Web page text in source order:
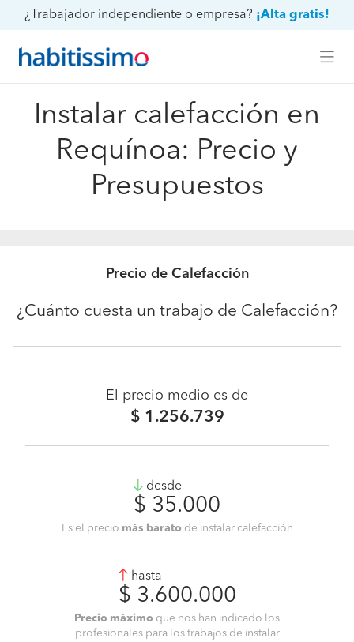
¿Trabajador independiente o empresa? ¡Alta gratis!
Instalar calefacción en
Requínoa: Precio y
Presupuestos
Precio de Calefacción
¿Cuánto cuesta un trabajo de Calefacción?
El precio medio es de
$ 1.256.739
desde
$ 35.000
Es el precio más barato de instalar calefacción
hasta
$ 3.600.000
Precio máximo que nos han indicado los
profesionales para los trabajos de instalar